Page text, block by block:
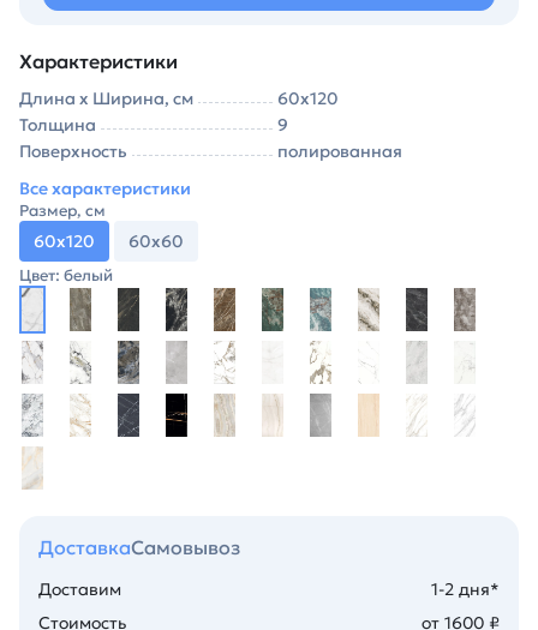
Характеристики
Длина х Ширина, см
60х120
Толщина
9
Поверхность
полированная
Все характеристики
Размер, см
60х120 60х60
Цвет: белый
ДоставкаСамовывоз
Доставим
1-2 дня*
Стоимость
от 1600 ₽